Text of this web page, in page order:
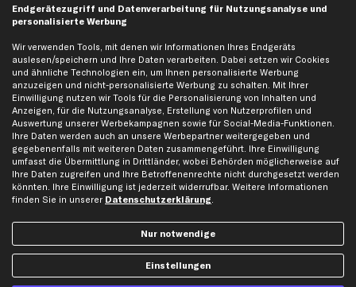
Mercedes-Benz Ersatzteile
Opel Ersatzteile
Peugeot Ersatzteile
Renault Ersatzteile
Seat Ersatzteile
Skoda Ersatzteile
VW Ersatzteile
Social Media
Endgerätezugriff und Datenverarbeitung für Nutzungsanalyse und
personalisierte Werbung
Wir verwenden Tools, mit denen wir Informationen Ihres Endgeräts
auslesen/speichern und Ihre Daten verarbeiten. Dabei setzen wir Cookies
und ähnliche Technologien ein, um Ihnen personalisierte Werbung
anzuzeigen und nicht-personalisierte Werbung zu schalten. Mit Ihrer
Einwilligung nutzen wir Tools für die Personalisierung von Inhalten und
Anzeigen, für die Nutzungsanalyse, Erstellung von Nutzerprofilen und
Auswertung unserer Werbekampagnen sowie für Social-Media-Funktionen.
Ihre Daten werden auch an unsere Werbepartner weitergegeben und
gegebenenfalls mit weiteren Daten zusammengeführt. Ihre Einwilligung
umfasst die Übermittlung in Drittländer, wobei Behörden möglicherweise auf
Ihre Daten zugreifen und Ihre Betroffenenrechte nicht durchgesetzt werden
könnten. Ihre Einwilligung ist jederzeit widerrufbar. Weitere Informationen
finden Sie in unserer Datenschutzerklärung.
Nur notwendige
Einstellungen